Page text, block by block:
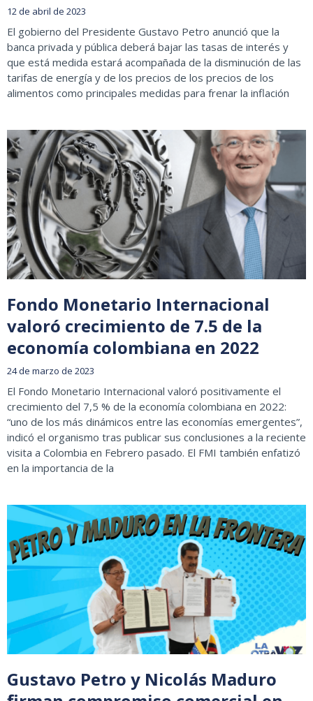
12 de abril de 2023
El gobierno del Presidente Gustavo Petro anunció que la
banca privada y pública deberá bajar las tasas de interés y
que está medida estará acompañada de la disminución de las
tarifas de energía y de los precios de los precios de los
alimentos como principales medidas para frenar la inflación
Fondo Monetario Internacional
valoró crecimiento de 7.5 de la
economía colombiana en 2022
24 de marzo de 2023
El Fondo Monetario Internacional valoró positivamente el
crecimiento del 7,5 % de la economía colombiana en 2022:
“uno de los más dinámicos entre las economías emergentes”,
indicó el organismo tras publicar sus conclusiones a la reciente
visita a Colombia en Febrero pasado. El FMI también enfatizó
en la importancia de la
Gustavo Petro y Nicolás Maduro